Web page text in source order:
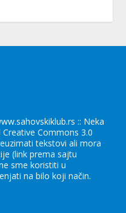
:: Neka
Commons 3.0
tekstovi ali mora
(link prema sajtu
sme koristiti u
na bilo koji način.